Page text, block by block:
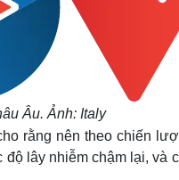
Âm nhạc
Di sản
Âu. Ảnh: Italy
rằng nên theo chiến
độ lây nhiễm chậm lại,